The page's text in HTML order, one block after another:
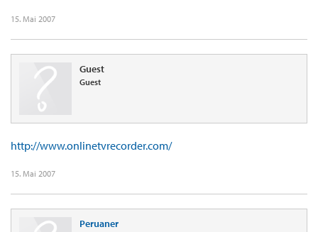
15. Mai 2007
Guest
Guest
http://www.onlinetvrecorder.com/
15. Mai 2007
Peruaner